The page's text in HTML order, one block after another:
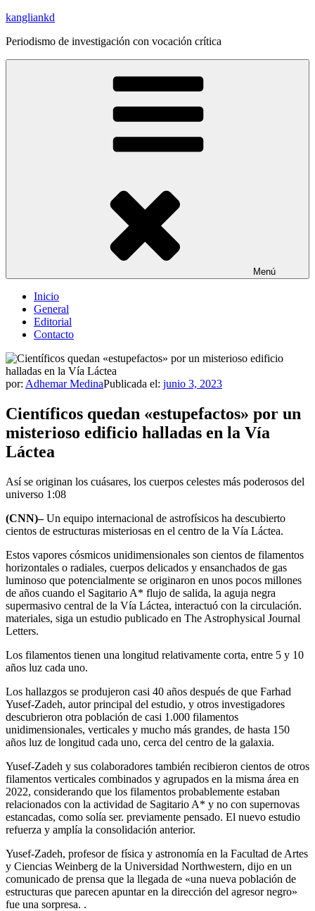
Saltar
contenido
kangliankd
Periodismo de investigación con vocación crítica
Menú
Inicio
General
Editorial
Contacto
por: Adhemar MedinaPublicada el: junio 3, 2023
Científicos quedan «estupefactos» por un
misterioso edificio halladas en la Vía
Láctea
Así se originan los cuásares, los cuerpos celestes más poderosos del
universo 1:08
(CNN)–Un equipo internacional de astrofísicos ha descubierto
cientos de estructuras misteriosas en el centro de la Vía Láctea.
Estos vapores cósmicos unidimensionales son cientos de filamentos
horizontales o radiales, cuerpos delicados y ensanchados de gas
luminoso que potencialmente se originaron en unos pocos millones
de años cuando el Sagitario A* flujo de salida, la aguja negra
supermasivo central de la Vía Láctea, interactuó con la circulación.
materiales, siga un estudio publicado en The Astrophysical Journal
Letters.
Los filamentos tienen una longitud relativamente corta, entre 5 y 10
años luz cada uno.
Los hallazgos se produjeron casi 40 años después de que Farhad
Yusef-Zadeh, autor principal del estudio, y otros investigadores
descubrieron otra población de casi 1.000 filamentos
unidimensionales, verticales y mucho más grandes, de hasta 150
años luz de longitud cada uno, cerca del centro de la galaxia.
Yusef-Zadeh y sus colaboradores también recibieron cientos de otros
filamentos verticales combinados y agrupados en la misma área en
2022, considerando que los filamentos probablemente estaban
relacionados con la actividad de Sagitario A* y no con supernovas
estancadas, como solía ser. previamente pensado. El nuevo estudio
refuerza y ​​amplía la consolidación anterior.
Yusef-Zadeh, profesor de física y astronomía en la Facultad de Artes
y Ciencias Weinberg de la Universidad Northwestern, dijo en un
comunicado de prensa que la llegada de «una nueva población de
estructuras que parecen apuntar en la dirección del agresor negro»
fue una sorpresa. .